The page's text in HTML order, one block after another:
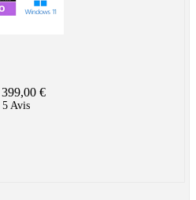
399,00 €
5 Avis